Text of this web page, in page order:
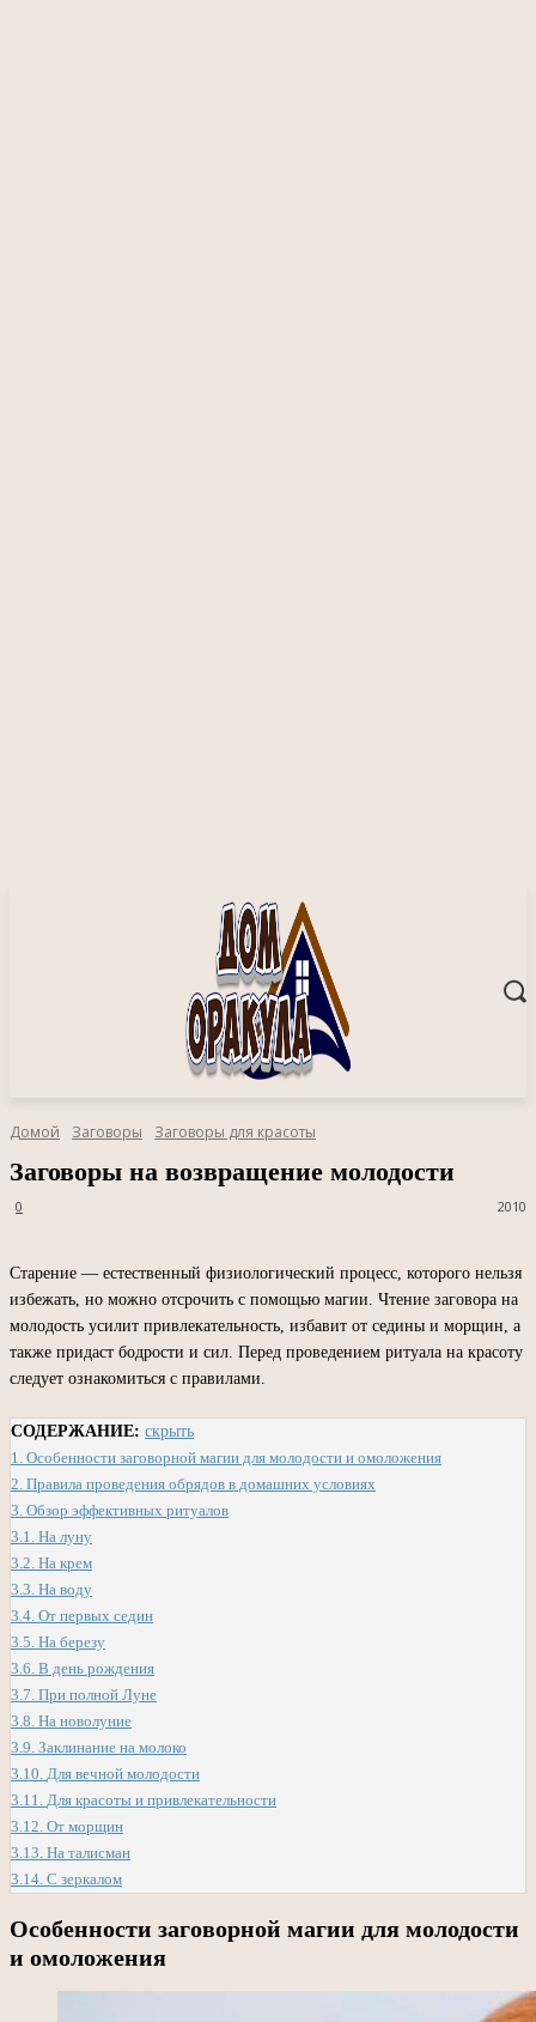
Домой Заговоры Заговоры для красоты
Заговоры на возвращение молодости
2010
0
Старение — естественный физиологический процесс, которого нельзя
избежать, но можно отсрочить с помощью магии. Чтение заговора на
молодость усилит привлекательность, избавит от седины и морщин, а
также придаст бодрости и сил. Перед проведением ритуала на красоту
следует ознакомиться с правилами.
СОДЕРЖАНИЕ: скрыть
1. Особенности заговорной магии для молодости и омоложения
2. Правила проведения обрядов в домашних условиях
3. Обзор эффективных ритуалов
3.1. На луну
3.2. На крем
3.3. На воду
3.4. От первых седин
3.5. На березу
3.6. В день рождения
3.7. При полной Луне
3.8. На новолуние
3.9. Заклинание на молоко
3.10. Для вечной молодости
3.11. Для красоты и привлекательности
3.12. От морщин
3.13. На талисман
3.14. С зеркалом
Особенности заговорной магии для молодости
и омоложения